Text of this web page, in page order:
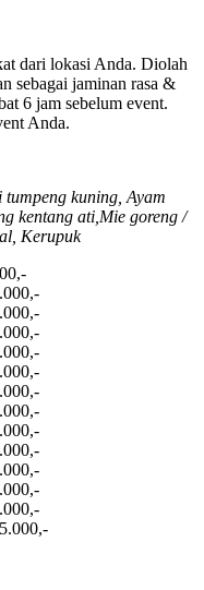
dari lokasi Anda. Diolah
sebagai jaminan rasa &
6 jam sebelum event.
Anda.
tumpeng kuning, Ayam
kentang ati,Mie goreng /
Kerupuk